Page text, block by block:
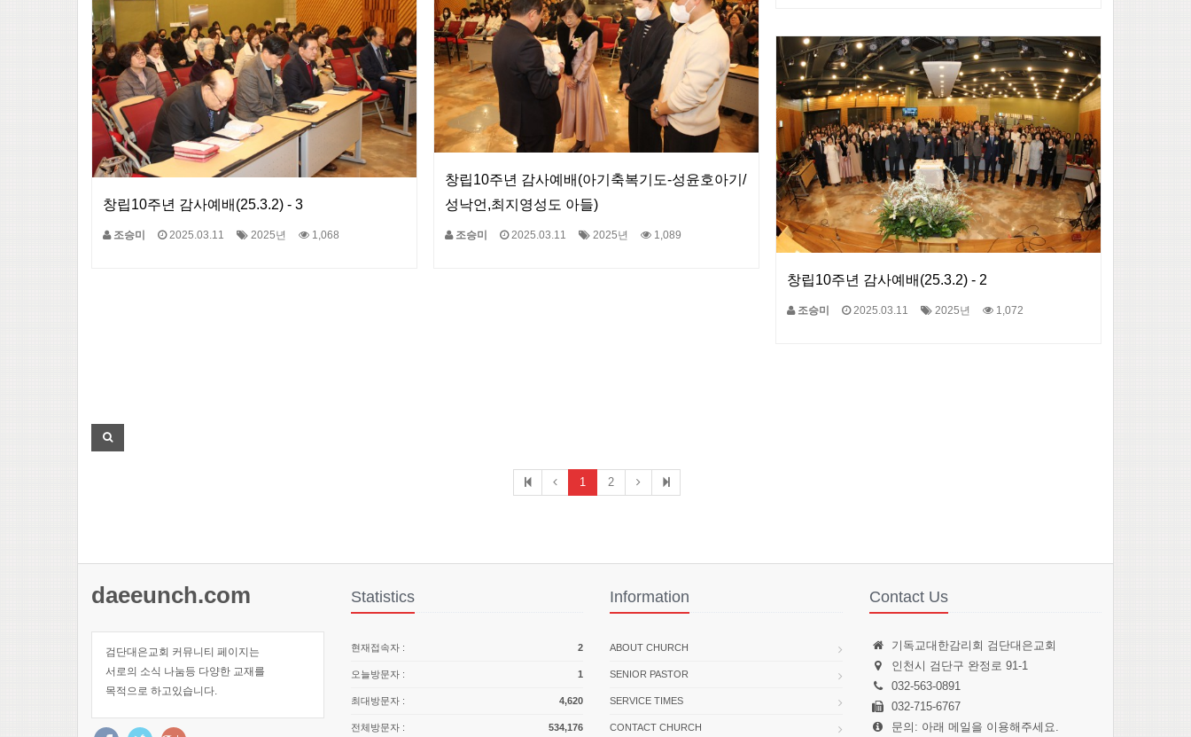
창립10주년 감사예배(아기축복기도-성윤호아기/
성낙언,최지영성도 아들)
조승미 2025.03.11 2025년 1,089
창립10주년 감사예배(25.3.2) - 3
조승미 2025.03.11 2025년 1,068
창립10주년 감사예배(25.3.2) - 2
조승미 2025.03.11 2025년 1,072
1 2
daeeunch.com
검단대은교회 커뮤니티 페이지는
서로의 소식 나눔등 다양한 교재를
목적으로 하고있습니다.
Statistics
현재접속자 : 2
오늘방문자 : 1
최대방문자 : 4,620
전체방문자 : 534,176
Information
ABOUT CHURCH
SENIOR PASTOR
SERVICE TIMES
CONTACT CHURCH
Contact Us
기독교대한감리회 검단대은교회
인천시 검단구 완정로 91-1
032-563-0891
032-715-6767
문의: 아래 메일을 이용해주세요.